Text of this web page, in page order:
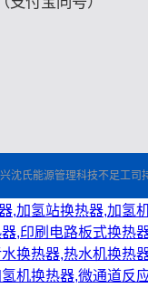
沈氏能源管理科技不足工司
,加氢站换热器,加氢
,印刷电路板式换热
换热器,热水机换热
机换热器,微通道反